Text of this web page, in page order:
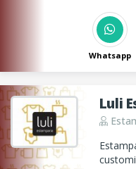
Whatsapp
Luli